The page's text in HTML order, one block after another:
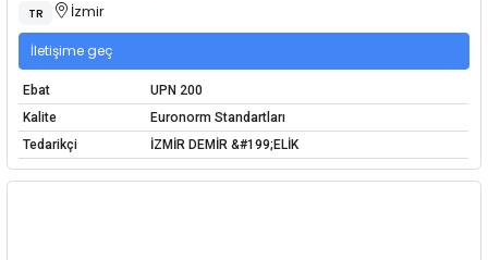
TR İzmir
İletişime geç
Ebat
UPN 200
Kalite
Euronorm Standartları
Tedarikçi
İZMİR DEMİR &#199;ELİK